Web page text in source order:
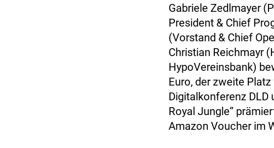
Gabriele Zedlmayer
President & Chief
(Vorstand & Chief
Christian Reichmayr
HypoVereinsbank)
Euro, der zweite
Digitalkonferenz DLD
Royal Jungle“
Amazon Voucher im